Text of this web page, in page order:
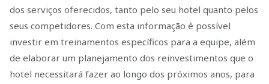
dos serviços oferecidos, tanto pelo seu hotel quanto pelos
seus competidores. Com esta informação é possível
investir em treinamentos específicos para a equipe, além
de elaborar um planejamento dos reinvestimentos que o
hotel necessitará fazer ao longo dos próximos anos, para